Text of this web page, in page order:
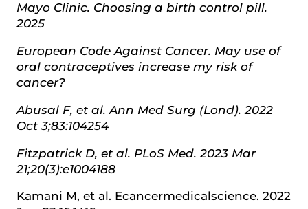
Mayo Clinic. Choosing a birth control pill.
2025
European Code Against Cancer. May use of
oral contraceptives increase my risk of
cancer?
Abusal F, et al. Ann Med Surg (Lond). 2022
Oct 3;83:104254
Fitzpatrick D, et al. PLoS Med. 2023 Mar
21;20(3):e1004188
Kamani M, et al. Ecancermedicalscience. 2022